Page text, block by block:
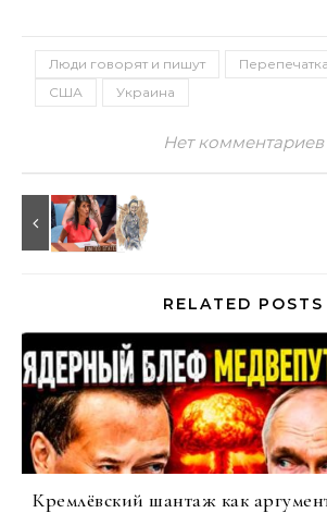
Люди говорят и пишут Перепечатка
США
Украина
Нет комментариев
RELATED POSTS
Кремлёвский шантаж как